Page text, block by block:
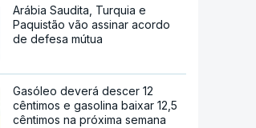
Arábia Saudita, Turquia e
Paquistão vão assinar acordo
de defesa mútua
Gasóleo deverá descer 12
cêntimos e gasolina baixar 12,5
cêntimos na próxima semana